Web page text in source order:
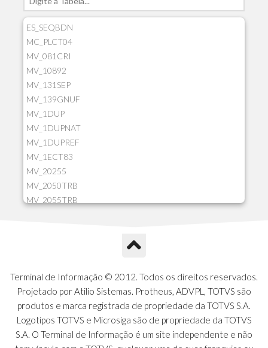
ES_SEQBDN
MC_PLCT04
MV_081CRI
MV_10892
MV_131SEP
MV_139GNUF
MV_1DUP
MV_1DUPNAT
MV_1DUPREF
MV_1ECT83
MV_20255
MV_2050TRB
MV_2055TRB
MV_2GNOINC
MV_320SLD
MV_325PMDA
MV_330ATCM
MV_340LOCK
MV_3DUPREF
Terminal de Informação © 2012. Todos os direitos reservados.
Projetado por Atilio Sistemas. Protheus, ADVPL, TOTVS são
produtos e marca registrada de propriedade da TOTVS S.A.
Logotipos TOTVS e Microsiga são de propriedade da TOTVS
S.A. O Terminal de Informação é um site independente e não